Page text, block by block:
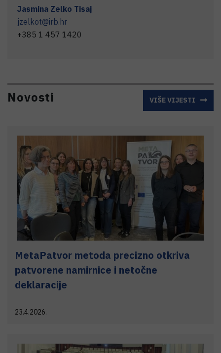
Jasmina Zelko Tisaj
jzelkot@irb.hr
+385 1 457 1420
Novosti VIŠE VIJESTI
MetaPatvor metoda precizno otkriva
patvorene namirnice i netočne
deklaracije
23.4.2026.